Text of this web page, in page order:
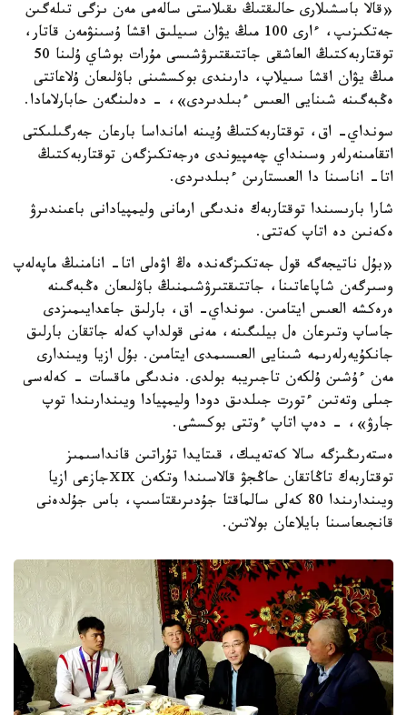
«قالا باسشىلارى حالىقتىڭ ىقىلاستى سالەمى مەن ىزگى تىلەگىن
جەتكىزىپ، ءارى 100 مىڭ يۋان سىيلىق اقشا ۇسىنۋمەن قاتار،
توقتاربەكتىڭ العاشقى جاتتىقتىرۋشىسى مۇرات بوشاي ۇلىنا 50
مىڭ يۋان اقشا سىيلاپ، دارىندى بوكسشىنى باۋلىعان ۇلاعاتتى
ەڭبەگىنە شىنايى العىس ءبىلدىردى»، - دەلىنگەن حابارلامادا.
سونداي- اق، توقتاربەكتىڭ ۇيىنە امانداسا بارعان جەرگىلىكتى
اتقامىنەرلەر وسىنداي چەمپيوندى ەرجەتكىزگەن توقتاربەكتىڭ
اتا- اناسىنا دا العىستارىن ءبىلدىردى.
شارا بارىسىندا توقتاربەك ەندىگى ارمانى وليمپيادانى باعىندىرۋ
ەكەنىن دە اتاپ كەتتى.
«بۇل ناتيجەگە قول جەتكىزگەندە ەڭ اۋەلى اتا- انامنىڭ ماپەلەپ
وسىرگەن شاپاعاتىنا، جاتتىقتىرۋشىمنىڭ باۋلىعان ەڭبەگىنە
ەرەكشە العىس ايتامىن. سونداي- اق، بارلىق جاعدايىمىزدى
جاساپ وتىرعان ەل بيلىگىنە، مەنى قولداپ كەلە جاتقان بارلىق
جانكۇيەرلەرىمە شىنايى العىسىمدى ايتامىن. بۇل ازيا ويىندارى
مەن ءۇشىن ۇلكەن تاجىريبە بولدى. ەندىگى ماقسات - كەلەسى
جىلى وتەتىن ءتورت جىلدىق دودا وليمپيادا ويىندارىندا توپ
جارۋ»، - دەپ اتاپ ءوتتى بوكسشى.
ەستەرىڭىزگە سالا كەتەيىك، قىتايدا تۇراتىن قانداسىمىز
توقتاربەك تاڭاتقان حاڭجۋ قالاسىندا وتكەن ⅩⅨجازعى ازيا
ويىندارىندا 80 كەلى سالماقتا جۇدىرىقتاسىپ، باس جۇلدەنى
قانجىعاسىنا بايلاعان بولاتىن.